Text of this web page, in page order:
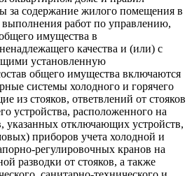
за содержание жилого помещения в
выполнения работ по управлению,
имущества в
качества и (или) с
установленную
общего имущества включаются
системы холодного и горячего
из стояков, ответвлений от стояков
устройства, расположенного на
указанных отключающих устройств,
приборов учета холодной и
регулировочных кранов на
разводки от стояков, а также